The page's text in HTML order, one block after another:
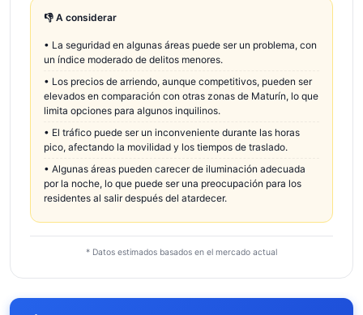
👎 A considerar
• La seguridad en algunas áreas puede ser un problema, con
un índice moderado de delitos menores.
• Los precios de arriendo, aunque competitivos, pueden ser
elevados en comparación con otras zonas de Maturín, lo que
limita opciones para algunos inquilinos.
• El tráfico puede ser un inconveniente durante las horas
pico, afectando la movilidad y los tiempos de traslado.
• Algunas áreas pueden carecer de iluminación adecuada
por la noche, lo que puede ser una preocupación para los
residentes al salir después del atardecer.
* Datos estimados basados en el mercado actual